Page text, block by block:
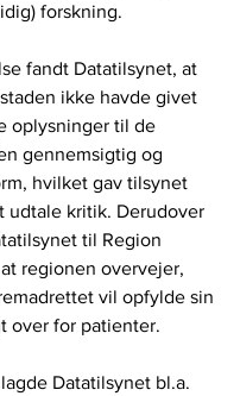
forskning.
fandt Datatilsynet, at
ikke havde givet
oplysninger til de
gennemsigtig og
hvilket gav tilsynet
udtale kritik. Derudover
til Region
regionen overvejer,
vil opfylde sin
over for patienter.
Datatilsynet bl.a.